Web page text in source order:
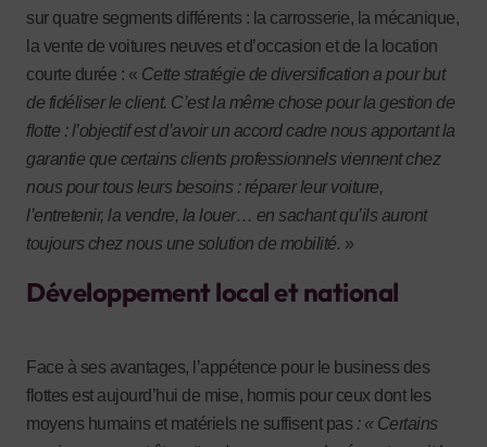
sur quatre segments différents : la carrosserie, la mécanique,
la vente de voitures neuves et d’occasion et de la location
courte durée : « Cette stratégie de diversification a pour but
de fidéliser le client. C’est la même chose pour la gestion de
flotte : l’objectif est d’avoir un accord cadre nous apportant la
garantie que certains clients professionnels viennent chez
nous pour tous leurs besoins : réparer leur voiture,
l’entretenir, la vendre, la louer… en sachant qu’ils auront
toujours chez nous une solution de mobilité. »
Développement local et national
Face à ses avantages, l’appétence pour le business des
flottes est aujourd’hui de mise, hormis pour ceux dont les
moyens humains et matériels ne suffisent pas : « Certains